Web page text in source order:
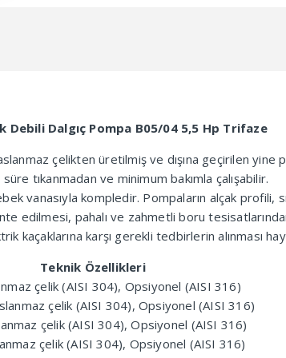
Debili Dalgıç Pompa B05/04 5,5 Hp Trifaze
çelikten üretilmiş ve dışına geçirilen
tıkanmadan ve minimum bakımla çalışabilir.
vanasıyla kompledir. Pompaların alçak profili,
edilmesi, pahalı ve zahmetli boru
kaçaklarına karşı gerekli tedbirlerin alınması
Teknik Özellikleri
çelik (AISI 304), Opsiyonel (AISI 316)
çelik (AISI 304), Opsiyonel (AISI 316)
çelik (AISI 304), Opsiyonel (AISI 316)
çelik (AISI 304), Opsiyonel (AISI 316)